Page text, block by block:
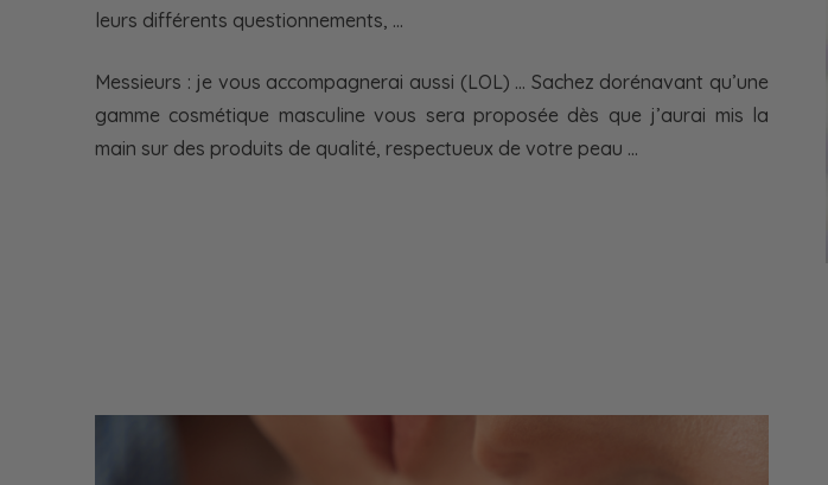
leurs différents questionnements, …
Messieurs : je vous accompagnerai aussi (LOL) … Sachez dorénavant qu’une
gamme cosmétique masculine vous sera proposée dès que j’aurai mis la
main sur des produits de qualité, respectueux de votre peau …